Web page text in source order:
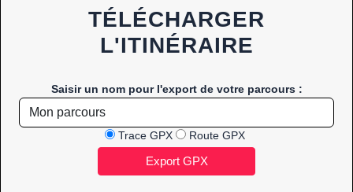
TÉLÉCHARGER
L'ITINÉRAIRE
Saisir un nom pour l'export de votre parcours :
Trace GPX Route GPX